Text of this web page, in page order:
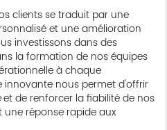
clients se traduit par une
et une amélioration
investissons dans des
la formation de nos équipes
à chaque
innovante nous permet d'offrir
et de renforcer la fiabilité de nos
réponse rapide aux